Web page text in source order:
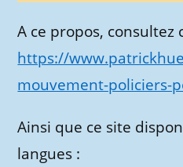
A ce propos, consultez
https://
mouvement-policiers-
Ainsi que ce site
langues :